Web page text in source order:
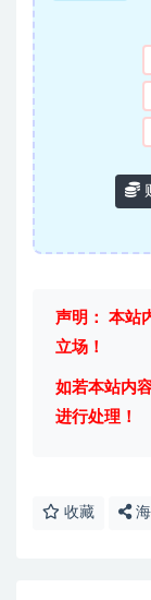
声明： 本站
立场！
如若本站内
进行处理！
收藏 海